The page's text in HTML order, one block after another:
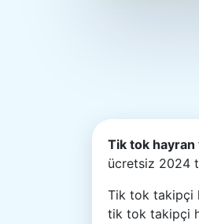
Tik tok
ücretsiz 2024
Tik tok takipçi
tik tok takipçi